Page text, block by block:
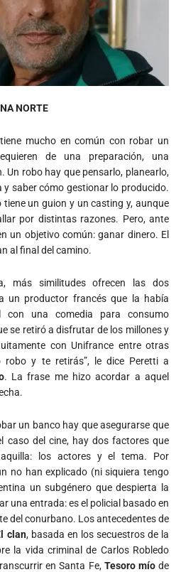
NORTE
mucho en común con robar un
de una preparación, una
Un robo hay que pensarlo, planearlo,
saber cómo gestionar lo producido.
un guion y un casting y, aunque
por distintas razones. Pero, ante
un objetivo común: ganar dinero. El
al final del camino.
más similitudes ofrecen las dos
un productor francés que la había
con una comedia para consumo
se retiró a disfrutar de los millones y
con Unifrance entre otras
robo y te retirás”, le dice Peretti a
. La frase me hizo acordar a aquel
un banco hay que asegurarse que
caso del cine, hay dos factores que
los actores y el tema. Por
no han explicado (ni siquiera tengo
un subgénero que despierta la
una entrada: es el policial basado en
del conurbano. Los antecedentes de
clan, basada en los secuestros de la
la vida criminal de Carlos Robledo
en Santa Fe, Tesoro míode